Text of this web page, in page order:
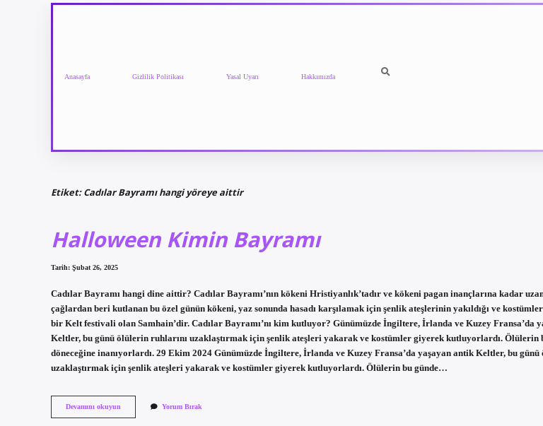
Anasayfa Gizlilik Politikası Yasal Uyarı Hakkımızda
Etiket:Cadılar Bayramı hangi yöreye aittir
Halloween Kimin Bayramı
Tarih: Şubat 26, 2025
Cadılar Bayramı hangi dine aittir? Cadılar Bayramı’nın kökeni Hristiyanlık’tadır ve kökeni pagan inançlarına kadar
çağlardan beri kutlanan bu özel günün kökeni, yaz sonunda hasadı karşılamak için şenlik ateşlerinin yakıldığı ve
bir Kelt festivali olan Samhain’dir. Cadılar Bayramı’nı kim kutluyor? Günümüzde İngiltere, İrlanda ve Kuzey Fransa’da
Keltler, bu günü ölülerin ruhlarını uzaklaştırmak için şenlik ateşleri yakarak ve kostümler giyerek kutluyorlardı. Ölülerin
döneceğine inanıyorlardı. 29 Ekim 2024 Günümüzde İngiltere, İrlanda ve Kuzey Fransa’da yaşayan antik Keltler, bu günü
uzaklaştırmak için şenlik ateşleri yakarak ve kostümler giyerek kutluyorlardı. Ölülerin bu günde…
Devamını okuyun Halloween
Kimin
Yorum Bırak